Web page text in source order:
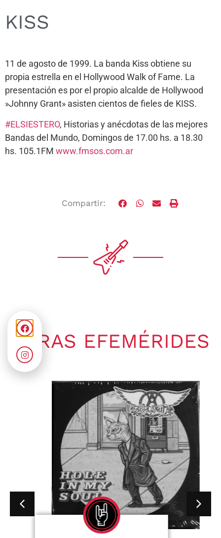
KISS
11 de agosto de 1999. La banda Kiss obtiene su
propia estrella en el Hollywood Walk of Fame. La
presentación es por el propio alcalde de Hollywood
»Johnny Grant» asisten cientos de fieles de KISS.
#ELSIESTERO, Historias y anécdotas de las mejores
Bandas del Mundo, Domingos de 17.00 hs. a 18.30
hs. 105.1FM www.fmsos.com.ar
Compartir:
OTRAS EFEMÉRIDES